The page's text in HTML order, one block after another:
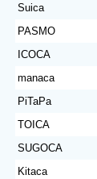
Suica
PASMO
ICOCA
manaca
PiTaPa
TOICA
SUGOCA
Kitaca